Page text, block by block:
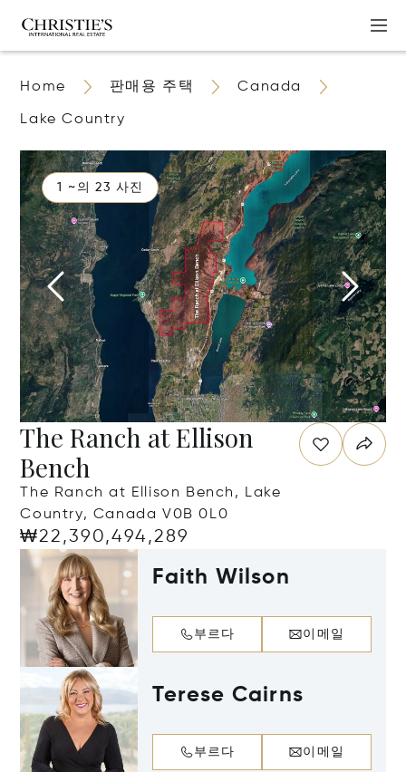
Home 판매용 주택 Canada
Lake Country
1 ~의 23 사진
The Ranch at Ellison
Bench
The Ranch at Ellison Bench, Lake
Country, Canada V0B 0L0
₩22,390,494,289
Faith Wilson
부르다 이메일
Terese Cairns
부르다 이메일